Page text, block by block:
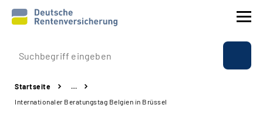
Prävention
Reha
Startseite
…
Internationaler Beratungstag Belgien in Brüssel